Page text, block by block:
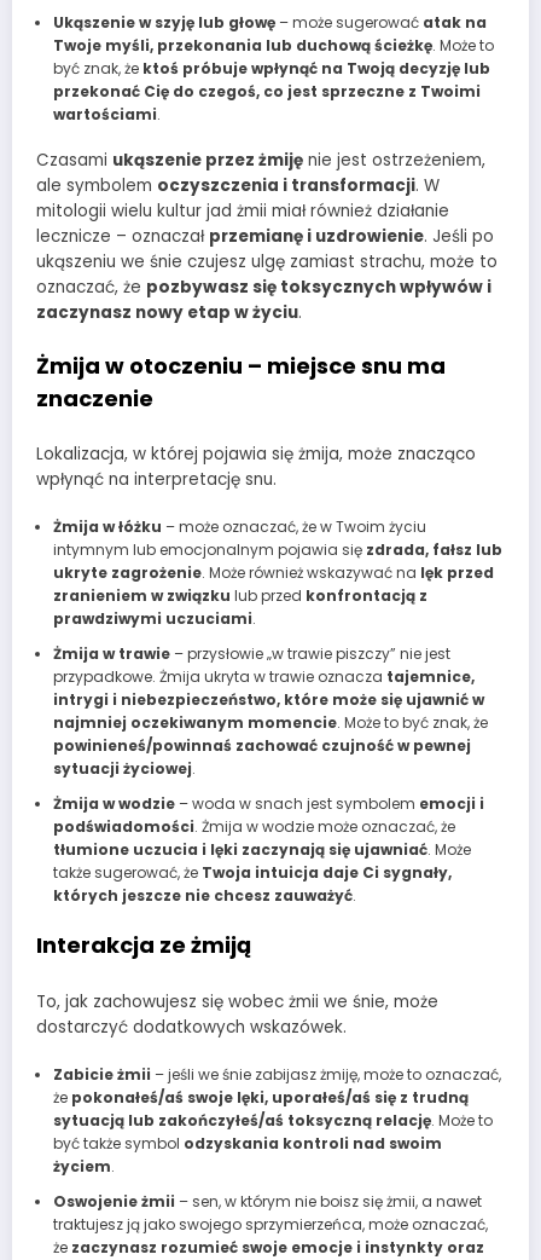
Ukąszenie w szyję lub głowę– może sugerować atak na
Twoje myśli, przekonania lub duchową ścieżkę. Może to
być znak, że ktoś próbuje wpłynąć na Twoją decyzję lub
przekonać Cię do czegoś, co jest sprzeczne z Twoimi
wartościami.
Czasami ukąszenie przez żmiję nie jest ostrzeżeniem,
ale symbolem oczyszczenia i transformacji. W
mitologii wielu kultur jad żmii miał również działanie
lecznicze – oznaczał przemianę i uzdrowienie. Jeśli po
ukąszeniu we śnie czujesz ulgę zamiast strachu, może to
oznaczać, że pozbywasz się toksycznych wpływów i
zaczynasz nowy etap w życiu.
Żmija w otoczeniu – miejsce snu ma
znaczenie
Lokalizacja, w której pojawia się żmija, może znacząco
wpłynąć na interpretację snu.
Żmija w łóżku – może oznaczać, że w Twoim życiu
intymnym lub emocjonalnym pojawia się zdrada, fałsz lub
ukryte zagrożenie. Może również wskazywać na lęk przed
zranieniem w związku lub przed konfrontacją z
prawdziwymi uczuciami.
Żmija w trawie– przysłowie „w trawie piszczy” nie jest
przypadkowe. Żmija ukryta w trawie oznacza tajemnice,
intrygi i niebezpieczeństwo, które może się ujawnić w
najmniej oczekiwanym momencie. Może to być znak, że
powinieneś/powinnaś zachować czujność w pewnej
sytuacji życiowej.
Żmija w wodzie– woda w snach jest symbolem emocji i
podświadomości. Żmija w wodzie może oznaczać, że
tłumione uczucia i lęki zaczynają się ujawniać. Może
także sugerować, że Twoja intuicja daje Ci sygnały,
których jeszcze nie chcesz zauważyć.
Interakcja ze żmiją
To, jak zachowujesz się wobec żmii we śnie, może
dostarczyć dodatkowych wskazówek.
Zabicie żmii – jeśli we śnie zabijasz żmiję, może to oznaczać,
że pokonałeś/aś swoje lęki, uporałeś/aś się z trudną
sytuacją lub zakończyłeś/aś toksyczną relację. Może to
być także symbol odzyskania kontroli nad swoim
życiem.
Oswojenie żmii – sen, w którym nie boisz się żmii, a nawet
traktujesz ją jako swojego sprzymierzeńca, może oznaczać,
że zaczynasz rozumieć swoje emocje i instynkty oraz